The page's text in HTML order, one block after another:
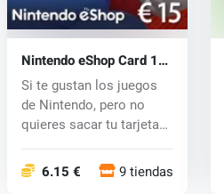
Nintendo eShop Card 15
EUR
Si te gustan los juegos
de Nintendo, pero no
quieres sacar tu tarjeta
6.15 € 9 tiendas